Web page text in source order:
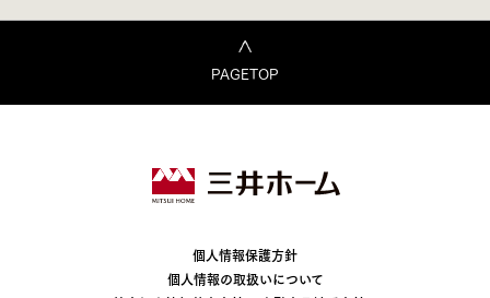
PAGETOP
個人情報保護方針
個人情報の取扱いについて